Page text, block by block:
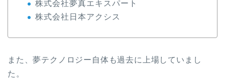
株式会社夢真エキスパート
株式会社日本アクシス
また、夢テクノロジー自体も過去に上場していまし
た。